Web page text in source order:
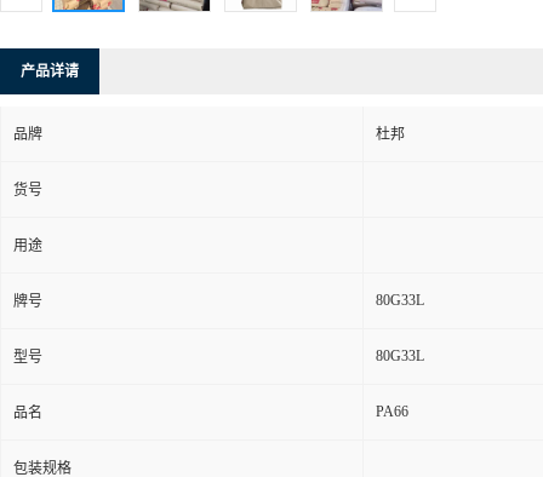
产品详请
品牌 杜邦
货号
用途
牌号 80G33L
型号 80G33L
品名 PA66
包装规格